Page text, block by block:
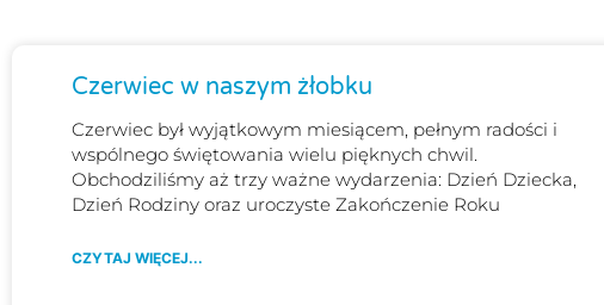
Czerwiec w naszym żłobku
Czerwiec był wyjątkowym miesiącem, pełnym radości i
wspólnego świętowania wielu pięknych chwil.
Obchodziliśmy aż trzy ważne wydarzenia: Dzień Dziecka,
Dzień Rodziny oraz uroczyste Zakończenie Roku
CZYTAJ WIĘCEJ...